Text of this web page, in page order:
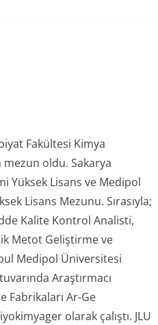
Fakültesi Kimya
mezun oldu. Sakarya
Yüksek Lisans ve Medipol
Lisans Mezunu. Sırasıyla;
Kalite Kontrol Analisti,
Metot Geliştirme ve
Medipol Üniversitesi
Araştırmacı
Fabrikaları Ar-Ge
olarak çalıştı. JLU